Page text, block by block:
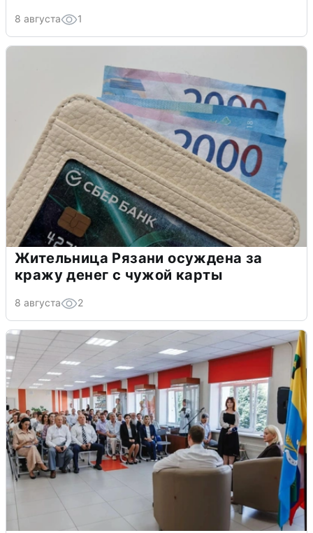
8 августа 1
Жительница Рязани осуждена за
кражу денег с чужой карты
8 августа 2